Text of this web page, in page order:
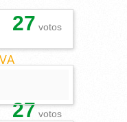
27 votos
27 votos